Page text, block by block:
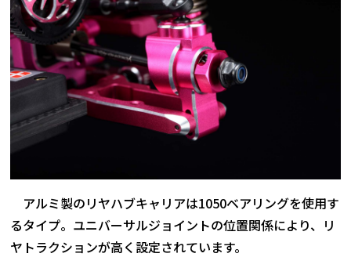
アルミ製のリヤハブキャリアは1050ベアリングを使用す
るタイプ。ユニバーサルジョイントの位置関係により、リ
ヤトラクションが高く設定されています。